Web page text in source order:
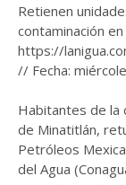
Retienen
contaminación
https://
// Fecha:
Habitantes de la
de Minatitlán,
Petróleos
del Agua